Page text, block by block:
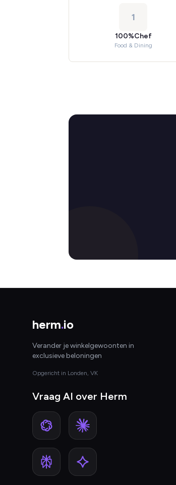
1
100%Chef
Food & Dining
herm.io
Verander je winkelgewoonten in
exclusieve beloningen
Opgericht in Londen, VK
Vraag AI over Herm